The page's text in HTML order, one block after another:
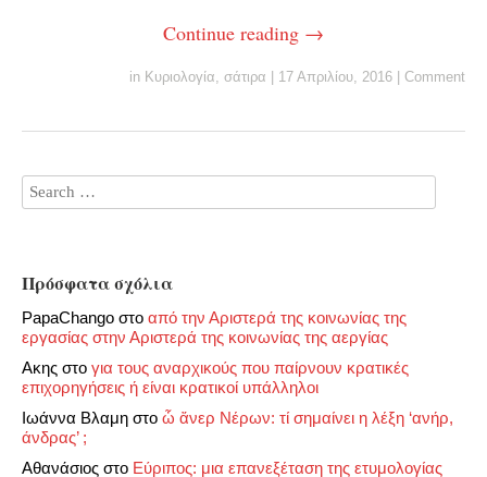
Continue reading →
in Κυριολογία, σάτιρα 17 Απριλίου, 2016 Comment
Πρόσφατα σχόλια
PapaChango στο από την Αριστερά της κοινωνίας της
εργασίας στην Αριστερά της κοινωνίας της αεργίας
Ακης στο για τους αναρχικούς που παίρνουν κρατικές
επιχορηγήσεις ή είναι κρατικοί υπάλληλοι
Ιωάννα Βλαμη στο ὦ ἄνερ Νέρων: τί σημαίνει η λέξη ‘ανήρ,
άνδρας’ ;
Αθανάσιος στο Εύριπος: μια επανεξέταση της ετυμολογίας